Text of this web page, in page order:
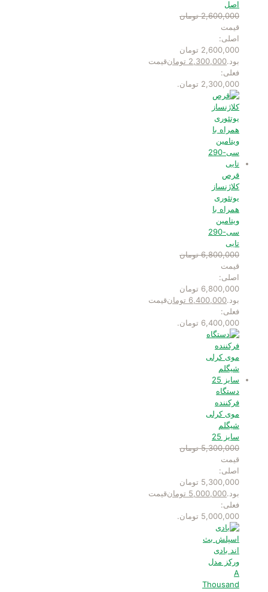
اصل
2,600,000 تومان
قیمت
اصلی:
2,600,000 تومان
بود.2,300,000 تومانقیمت
فعلی:
2,300,000 تومان.
قرص
کلاژنساز
یوتئوری
همراه با
ویتامین
سی-290
تایی
6,800,000 تومان
قیمت
اصلی:
6,800,000 تومان
بود.6,400,000 تومانقیمت
فعلی:
6,400,000 تومان.
دستگاه
فرکننده
موی کرلی
شیگلم
سایز 25
5,300,000 تومان
قیمت
اصلی:
5,300,000 تومان
بود.5,000,000 تومانقیمت
فعلی:
5,000,000 تومان.